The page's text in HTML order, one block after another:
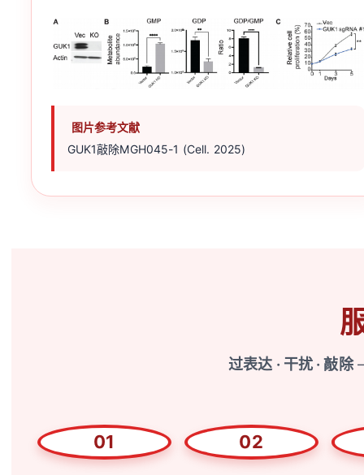
图片参考文献
GUK1敲除MGH045-1 (Cell. 2025)
过表达 · 干扰 · 敲除
01 02